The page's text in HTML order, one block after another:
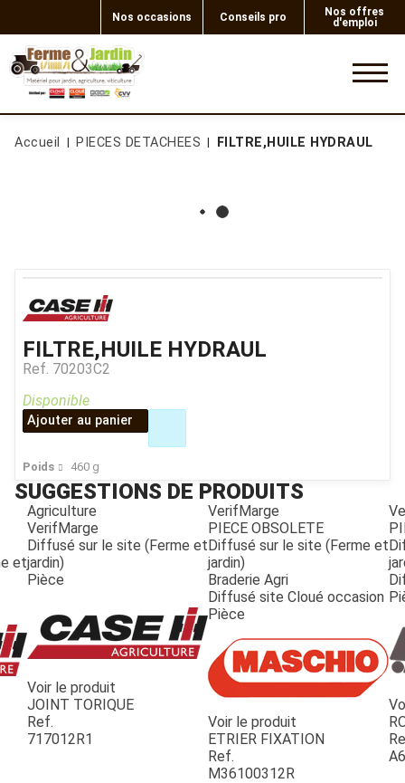
Nos occasions Conseils pro
Nos offres
d'emploi
Accueil PIECES DETACHEES FILTRE,HUILE HYDRAUL
FILTRE,HUILE HYDRAUL
Ref. 70203C2
Poids 460 g
Disponible
Ajouter au panier
SUGGESTIONS DE PRODUITS
et
Agriculture
VerifMarge
Diffusé sur le site (Ferme et
jardin)
Pièce
Voir le produit
JOINT TORIQUE
Ref.
717012R1
VerifMarge
PIECE OBSOLETE
Diffusé sur le site (Ferme et
jardin)
Braderie Agri
Diffusé site Cloué occasion
Pièce
Voir le produit
ETRIER FIXATION
Ref.
M36100312R